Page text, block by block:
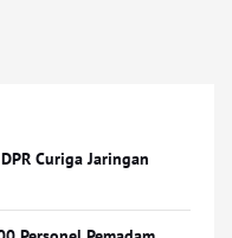
Curiga Jaringan